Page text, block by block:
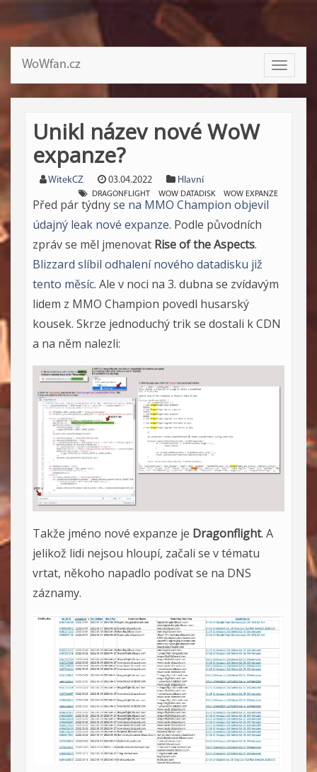
Toggle
WoWfan.cz
Unikl název nové WoW
expanze?
WitekCZ 03.04.2022 Hlavní
DRAGONFLIGHT WOW DATADISK WOW EXPANZE
Před pár týdnyse na MMO Champion objevil
údajný leak nové expanze. Podle původních
zpráv se měl jmenovat Rise of the Aspects.
Blizzard slíbil odhalení nového datadisku již
tento měsíc. Ale v noci na 3. dubna se zvídavým
lidem z MMO Champion povedl husarský
kousek. Skrze jednoduchý trik se dostali k CDN
a na něm nalezli:
Takže jméno nové expanze je Dragonflight. A
jelikož lidi nejsou hloupí, začali se v tématu
vrtat, někoho napadlo podívat se na DNS
záznamy.